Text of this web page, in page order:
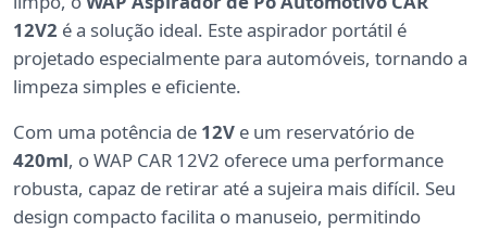
12V2 é a solução ideal. Este aspirador portátil é
projetado especialmente para automóveis, tornando a
limpeza simples e eficiente.
Com uma potência de 12V e um reservatório de
420ml, o WAP CAR 12V2 oferece uma performance
robusta, capaz de retirar até a sujeira mais difícil. Seu
design compacto facilita o manuseio, permitindo